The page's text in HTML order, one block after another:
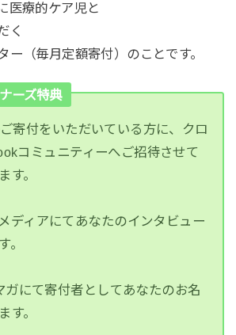
医療的ケア児と
く
ー（毎月定額寄付）のことです。
ーズ特典
寄付をいただいている方に、クロ
コミュニティーへご招待させて
す。
ディアにてあなたのインタビュー
。
にて寄付者としてあなたのお名
す。